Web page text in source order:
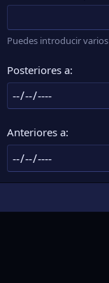
Puedes introducir
Posteriores a
Anteriores a